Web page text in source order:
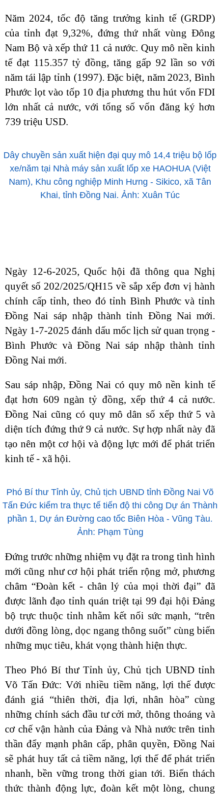
Năm 2024, tốc độ tăng trưởng kinh tế (GRDP)
của tỉnh đạt 9,32%, đứng thứ nhất vùng Đông
Nam Bộ và xếp thứ 11 cả nước. Quy mô nền kinh
tế đạt 115.357 tỷ đồng, tăng gấp 92 lần so với
năm tái lập tỉnh (1997). Đặc biệt, năm 2023, Bình
Phước lọt vào tốp 10 địa phương thu hút vốn FDI
lớn nhất cả nước, với tổng số vốn đăng ký hơn
739 triệu USD.
Dây chuyền sản xuất hiện đại quy mô 14,4 triệu bộ lốp
xe/năm tại Nhà máy sản xuất lốp xe HAOHUA (Việt
Nam), Khu công nghiệp Minh Hưng - Sikico, xã Tân
Khai, tỉnh Đồng Nai. Ảnh: Xuân Túc
Ngày 12-6-2025, Quốc hội đã thông qua Nghị
quyết số 202/2025/QH15 về sắp xếp đơn vị hành
chính cấp tỉnh, theo đó tỉnh Bình Phước và tỉnh
Đồng Nai sáp nhập thành tỉnh Đồng Nai mới.
Ngày 1-7-2025 đánh dấu mốc lịch sử quan trọng -
Bình Phước và Đồng Nai sáp nhập thành tỉnh
Đồng Nai mới.
Sau sáp nhập, Đồng Nai có quy mô nền kinh tế
đạt hơn 609 ngàn tỷ đồng, xếp thứ 4 cả nước.
Đồng Nai cũng có quy mô dân số xếp thứ 5 và
diện tích đứng thứ 9 cả nước. Sự hợp nhất này đã
tạo nên một cơ hội và động lực mới để phát triển
kinh tế - xã hội.
Phó Bí thư Tỉnh ủy, Chủ tịch UBND tỉnh Đồng Nai Võ
Tấn Đức kiểm tra thực tế tiến độ thi công Dự án Thành
phần 1, Dự án Đường cao tốc Biên Hòa - Vũng Tàu.
Ảnh: Phạm Tùng
Đứng trước những nhiệm vụ đặt ra trong tình hình
mới cũng như cơ hội phát triển rộng mở, phương
châm “Đoàn kết - chân lý của mọi thời đại” đã
được lãnh đạo tỉnh quán triệt tại 99 đại hội Đảng
bộ trực thuộc tỉnh nhằm kết nối sức mạnh, “trên
dưới đồng lòng, dọc ngang thông suốt” cùng biến
những mục tiêu, khát vọng thành hiện thực.
Theo Phó Bí thư Tỉnh ủy, Chủ tịch UBND tỉnh
Võ Tấn Đức: Với nhiều tiềm năng, lợi thế được
đánh giá “thiên thời, địa lợi, nhân hòa” cùng
những chính sách đầu tư cởi mở, thông thoáng và
cơ chế vận hành của Đảng và Nhà nước trên tinh
thần đẩy mạnh phân cấp, phân quyền, Đồng Nai
sẽ phát huy tất cả tiềm năng, lợi thế để phát triển
nhanh, bền vững trong thời gian tới. Biến thách
thức thành động lực, đoàn kết một lòng, chung